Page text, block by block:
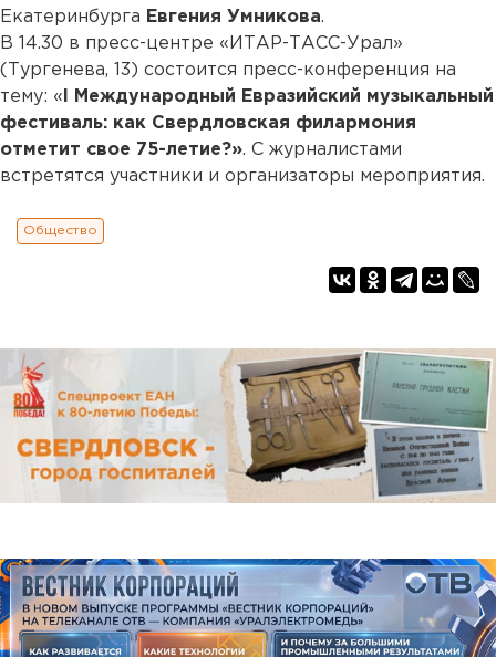
Екатеринбурга Евгения Умникова.
В 14.30 в пресс-центре «ИТАР-ТАСС-Урал»
(Тургенева, 13) состоится пресс-конференция на
тему: « I Международный Евразийский музыкальный
фестиваль: как Свердловская филармония
отметит свое 75-летие?». С журналистами
встретятся участники и организаторы мероприятия.
Общество